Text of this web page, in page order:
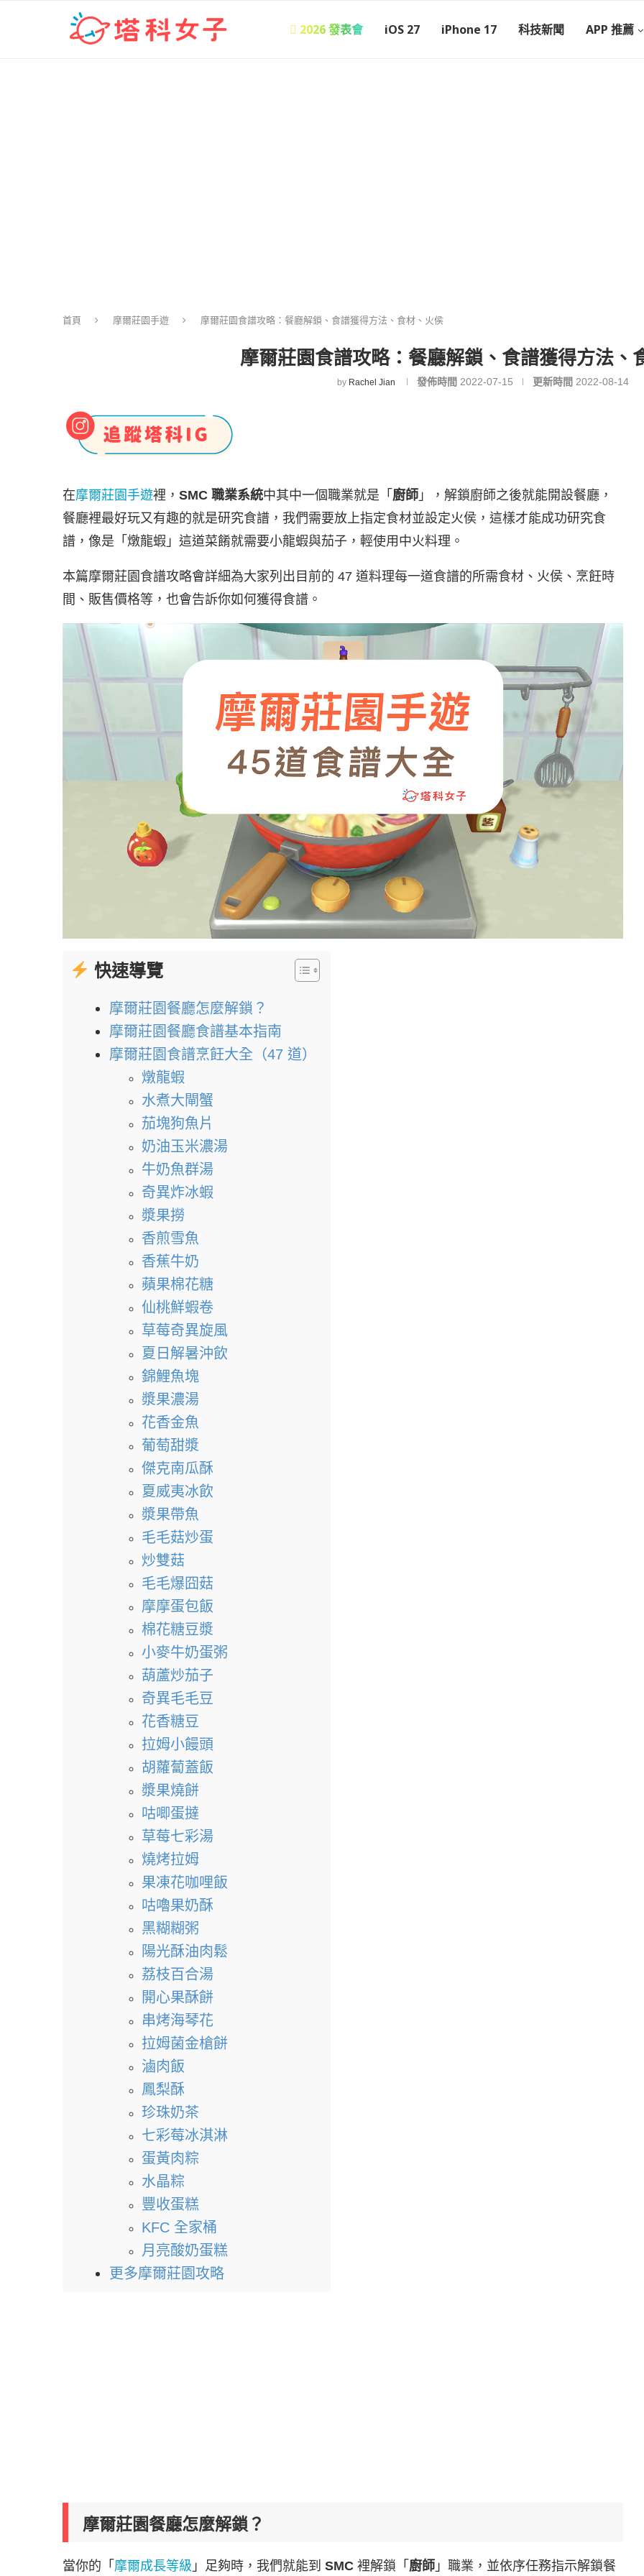
 2026 發表會 iOS 27 iPhone 17 科技新聞 APP 推薦
首頁 摩爾莊園手遊 摩爾莊園食譜攻略：餐廳解鎖、食譜獲得方法、食材、火侯
摩爾莊園食譜攻略：餐廳解鎖、食譜獲得方法、
by Rachel Jian 發佈時間 2022-07-15 更新時間 2022-08-14
在摩爾莊園手遊裡， SMC 職業系統中其中一個職業就是「 廚師 」，解鎖廚師之後就能開設餐廳，
餐廳裡最好玩又有趣的就是研究食譜，我們需要放上指定食材並設定火侯，這樣才能成功研究食
譜，像是「燉龍蝦」這道菜餚就需要小龍蝦與茄子，輕使用中火料理。
本篇摩爾莊園食譜攻略會詳細為大家列出目前的 47 道料理每一道食譜的所需食材、火侯、烹飪時
間、販售價格等，也會告訴你如何獲得食譜。
快速導覽
摩爾莊園餐廳怎麼解鎖？
摩爾莊園餐廳食譜基本指南
摩爾莊園食譜烹飪大全（47 道）
燉龍蝦
水煮大閘蟹
茄塊狗魚片
奶油玉米濃湯
牛奶魚群湯
奇異炸冰蝦
漿果撈
香煎雪魚
香蕉牛奶
蘋果棉花糖
仙桃鮮蝦卷
草莓奇異旋風
夏日解暑沖飲
錦鯉魚塊
漿果濃湯
花香金魚
葡萄甜漿
傑克南瓜酥
夏威夷冰飲
漿果帶魚
毛毛菇炒蛋
炒雙菇
毛毛爆囧菇
摩摩蛋包飯
棉花糖豆漿
小麥牛奶蛋粥
葫蘆炒茄子
奇異毛毛豆
花香糖豆
拉姆小饅頭
胡蘿蔔蓋飯
漿果燒餅
咕唧蛋撻
草莓七彩湯
燒烤拉姆
果凍花咖哩飯
咕嚕果奶酥
黑糊糊粥
陽光酥油肉鬆
荔枝百合湯
開心果酥餅
串烤海琴花
拉姆菌金槍餅
滷肉飯
鳳梨酥
珍珠奶茶
七彩莓冰淇淋
蛋黃肉粽
水晶粽
豐收蛋糕
KFC 全家桶
月亮酸奶蛋糕
更多摩爾莊園攻略
摩爾莊園餐廳怎麼解鎖？
當你的「 摩爾成長等級 」足夠時，我們就能到 SMC 裡解鎖「 廚師 」職業，並依序任務指示解鎖餐